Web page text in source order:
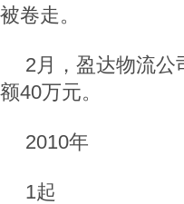
被卷走。
2月，盈达物流公
额40万元。
2010年
1起